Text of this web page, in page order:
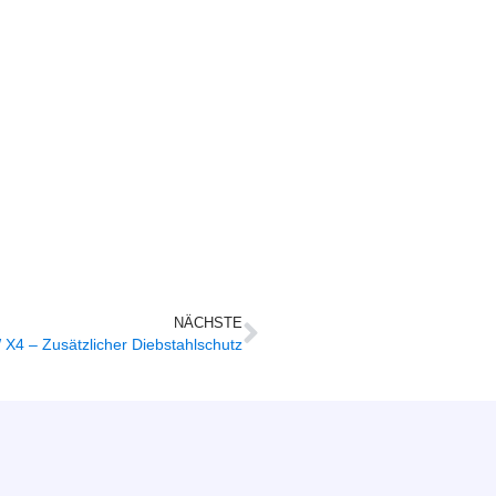
NÄCHSTE
X4 – Zusätzlicher Diebstahlschutz